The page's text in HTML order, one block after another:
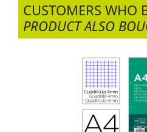
CUSTOMERS WHO
PRODUCT ALSO